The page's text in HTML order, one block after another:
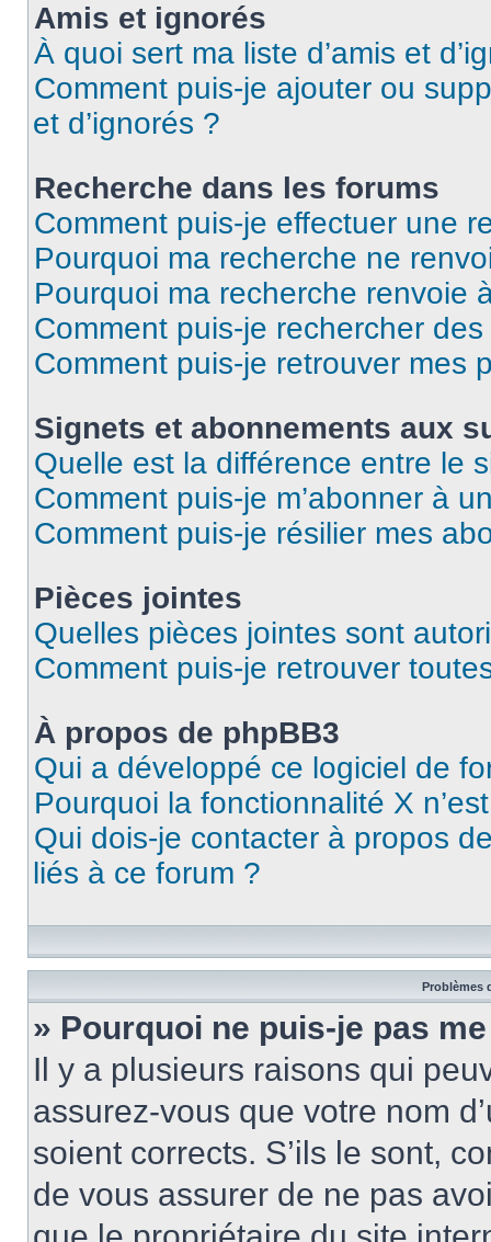
Amis et ignorés
À quoi sert ma liste d’amis et
Comment puis-je ajouter ou
et d’ignorés ?
Recherche dans les forums
Comment puis-je effectuer une
Pourquoi ma recherche ne
Pourquoi ma recherche renvoie
Comment puis-je rechercher
Comment puis-je retrouver mes
Signets et abonnements aux
Quelle est la différence entre le
Comment puis-je m’abonner à
Comment puis-je résilier mes
Pièces jointes
Quelles pièces jointes sont
Comment puis-je retrouver
À propos de phpBB3
Qui a développé ce logiciel de
Pourquoi la fonctionnalité X
Qui dois-je contacter à propos
liés à ce forum ?
Problèmes
» Pourquoi ne puis-je pas
Il y a plusieurs raisons qui
assurez-vous que votre nom
soient corrects. S’ils le sont,
de vous assurer de ne pas